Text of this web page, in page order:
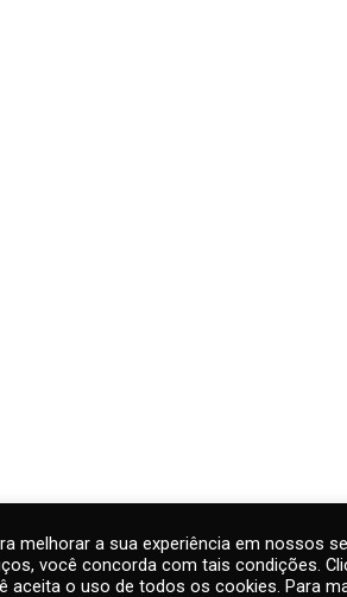
melhorar a sua experiência em nossos
você concorda com tais condições.
aceita o uso de todos os cookies. Para